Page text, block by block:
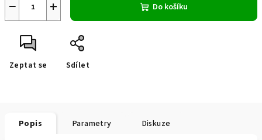
+
− Do košíku
Zeptat se Sdílet
Popis Parametry Diskuze